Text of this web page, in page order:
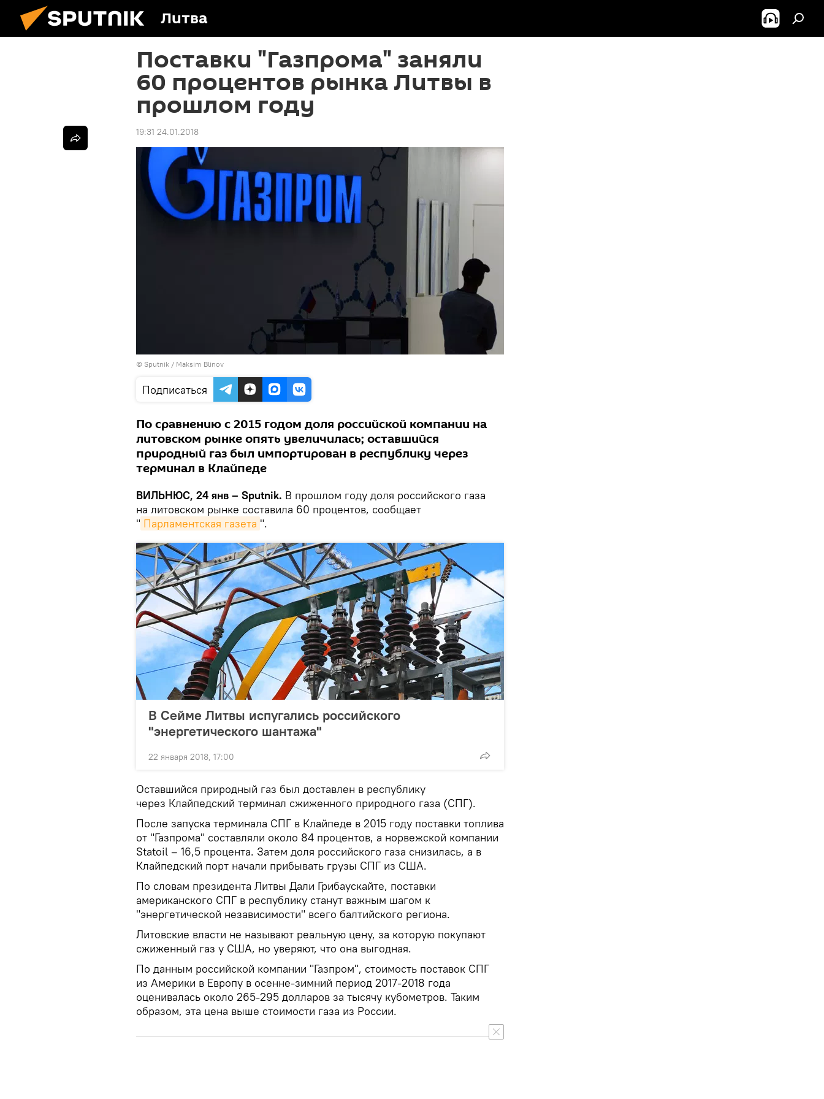
Литва
Поставки "Газпрома" заняли
60 процентов рынка Литвы в
прошлом году
19:31 24.01.2018
© Sputnik / Maksim Blinov
Подписаться
По сравнению с 2015 годом доля российской компании на
литовском рынке опять увеличилась; оставшийся
природный газ был импортирован в республику через
терминал в Клайпеде
ВИЛЬНЮС, 24 янв – Sputnik. В прошлом году доля российского газа
на литовском рынке составила 60 процентов, сообщает
" Парламентская газета ".
В Сейме Литвы испугались российского
"энергетического шантажа"
22 января 2018, 17:00
Оставшийся природный газ был доставлен в республику
через Клайпедский терминал сжиженного природного газа (СПГ).
После запуска терминала СПГ в Клайпеде в 2015 году поставки топлива
от "Газпрома" составляли около 84 процентов, а норвежской компании
Statoil – 16,5 процента. Затем доля российского газа снизилась, а в
Клайпедский порт начали прибывать грузы СПГ из США.
По словам президента Литвы Дали Грибаускайте, поставки
американского СПГ в республику станут важным шагом к
"энергетической независимости" всего балтийского региона.
Литовские власти не называют реальную цену, за которую покупают
сжиженный газ у США, но уверяют, что она выгодная.
По данным российской компании "Газпром", стоимость поставок СПГ
из Америки в Европу в осенне-зимний период 2017-2018 года
оценивалась около 265-295 долларов за тысячу кубометров. Таким
образом, эта цена выше стоимости газа из России.